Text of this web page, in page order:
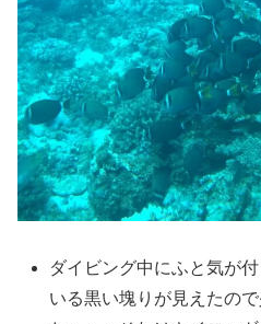
ダイビング中にふと気が
いる黒い塊りが見えたの